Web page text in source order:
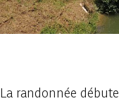
La randonnée